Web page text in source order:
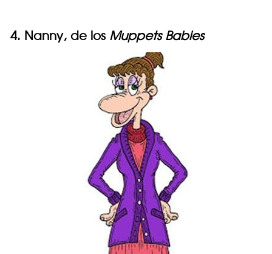
4. Nanny, de los Muppets Babies